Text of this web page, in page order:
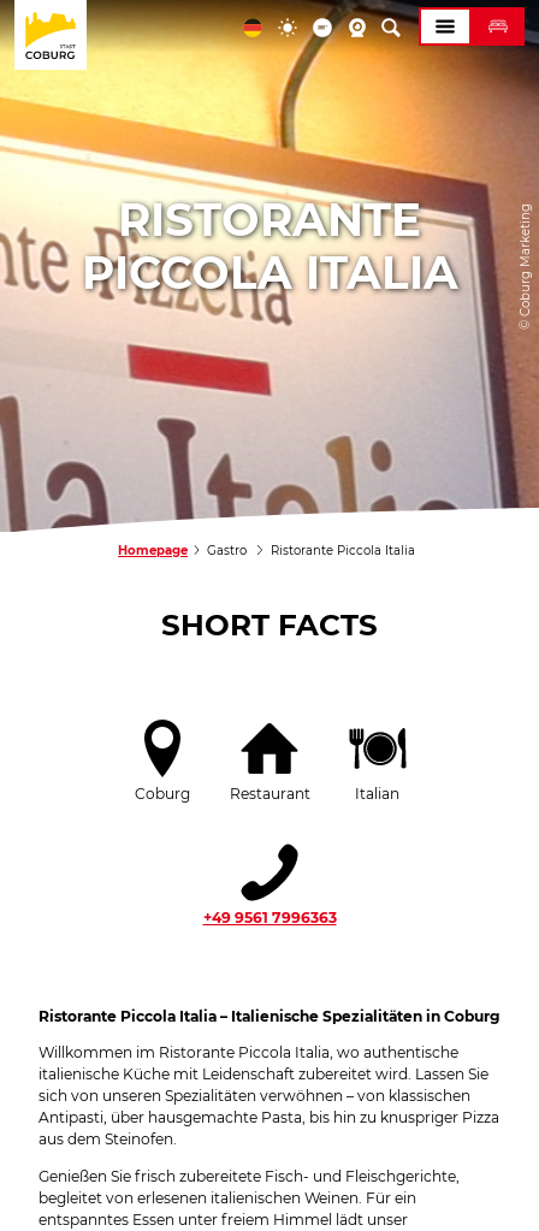
© Coburg Marketing
RISTORANTE
PICCOLA ITALIA
Homepage Gastro Ristorante Piccola Italia
SHORT FACTS
Coburg Restaurant Italian
+49 9561 7996363
Ristorante Piccola Italia – Italienische Spezialitäten in Coburg
Willkommen im Ristorante Piccola Italia, wo authentische
italienische Küche mit Leidenschaft zubereitet wird. Lassen Sie
sich von unseren Spezialitäten verwöhnen – von klassischen
Antipasti, über hausgemachte Pasta, bis hin zu knuspriger Pizza
aus dem Steinofen.
Genießen Sie frisch zubereitete Fisch- und Fleischgerichte,
begleitet von erlesenen italienischen Weinen. Für ein
entspanntes Essen unter freiem Himmel lädt unser